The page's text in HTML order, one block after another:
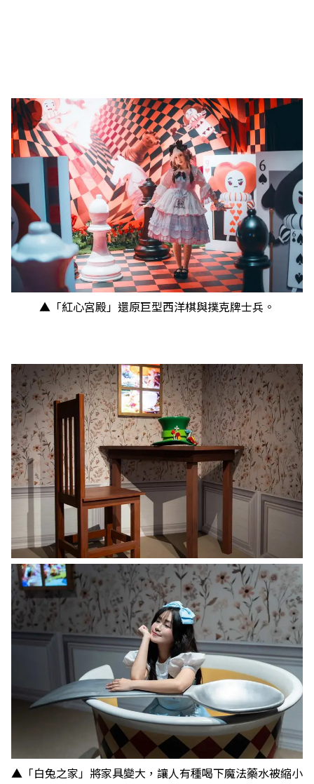
▲「紅心宮殿」還原巨型西洋棋與撲克牌士兵。
▲「白兔之家」將家具變大，讓人有種喝下魔法藥水被縮小